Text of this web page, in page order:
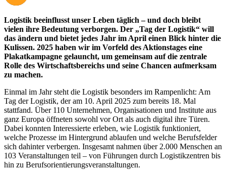
Logistik beeinflusst unser Leben täglich – und doch bleibt
vielen ihre Bedeutung verborgen. Der „Tag der Logistik“ will
das ändern und bietet jedes Jahr im April einen Blick hinter die
Kulissen. 2025 haben wir im Vorfeld des Aktionstages eine
Plakatkampagne gelauncht, um gemeinsam auf die zentrale
Rolle des Wirtschaftsbereichs und seine Chancen aufmerksam
zu machen.
Einmal im Jahr steht die Logistik besonders im Rampenlicht: Am
Tag der Logistik, der am 10. April 2025 zum bereits 18. Mal
stattfand. Über 110 Unternehmen, Organisationen und Institute aus
ganz Europa öffneten sowohl vor Ort als auch digital ihre Türen.
Dabei konnten Interessierte erleben, wie Logistik funktioniert,
welche Prozesse im Hintergrund ablaufen und welche Berufsfelder
sich dahinter verbergen. Insgesamt nahmen über 2.000 Menschen an
103 Veranstaltungen teil – von Führungen durch Logistikzentren bis
hin zu Berufsorientierungsveranstaltungen.